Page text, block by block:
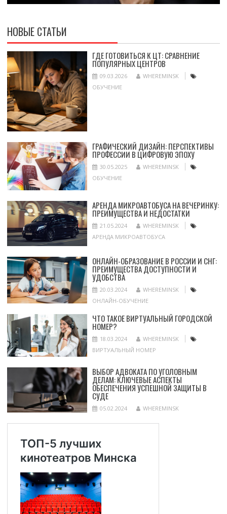
НОВЫЕ СТАТЬИ
ГДЕ ГОТОВИТЬСЯ К ЦТ: СРАВНЕНИЕ
ПОПУЛЯРНЫХ ЦЕНТРОВ
09.03.2026
WHEREMINSK
ОБУЧЕНИЕ
ГРАФИЧЕСКИЙ ДИЗАЙН: ПЕРСПЕКТИВЫ
ПРОФЕССИИ В ЦИФРОВУЮ ЭПОХУ
30.05.2025
WHEREMINSK
ОБУЧЕНИЕ
АРЕНДА МИКРОАВТОБУСА НА ВЕЧЕРИНКУ:
ПРЕИМУЩЕСТВА И НЕДОСТАТКИ
21.05.2024
WHEREMINSK
АРЕНДА МИКРОАВТОБУСА
ОНЛАЙН-ОБРАЗОВАНИЕ В РОССИИ И СНГ:
ПРЕИМУЩЕСТВА ДОСТУПНОСТИ И
УДОБСТВА
20.03.2024
WHEREMINSK
ОНЛАЙН-ОБУЧЕНИЕ
ЧТО ТАКОЕ ВИРТУАЛЬНЫЙ ГОРОДСКОЙ
НОМЕР?
18.03.2024
WHEREMINSK
ВИРТУАЛЬНЫЙ НОМЕР
ВЫБОР АДВОКАТА ПО УГОЛОВНЫМ
ДЕЛАМ: КЛЮЧЕВЫЕ АСПЕКТЫ
ОБЕСПЕЧЕНИЯ УСПЕШНОЙ ЗАЩИТЫ В
СУДЕ
05.02.2024 WHEREMINSK